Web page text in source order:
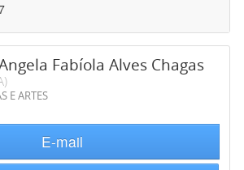
Fabíola Alves Chagas
E ARTES
E-mail